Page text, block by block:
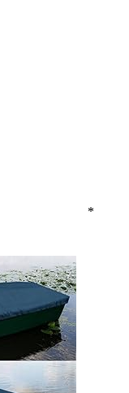
*